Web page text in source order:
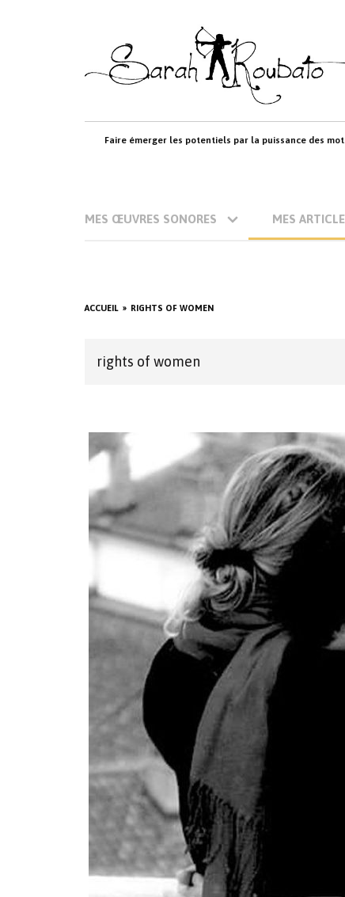
content
Faire émerger les potentiels par la puissance des
MES ŒUVRES SONORES MES
ACCUEIL RIGHTS OF WOMEN
rights of women